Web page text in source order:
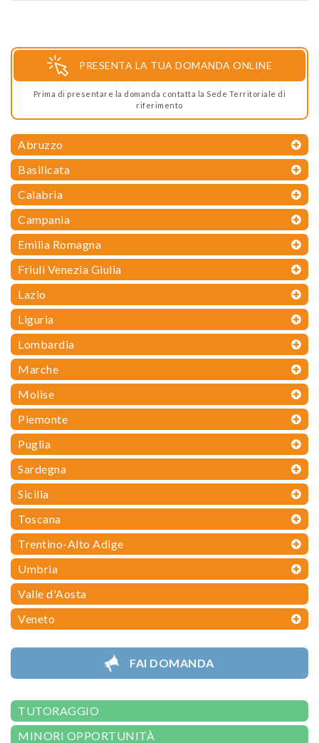
PRESENTA LA TUA DOMANDA ONLINE
Prima di presentare la domanda contatta la Sede Territoriale di
riferimento
Abruzzo
Basilicata
Calabria
Campania
Emilia Romagna
Friuli Venezia Giulia
Lazio
Liguria
Lombardia
Marche
Molise
Piemonte
Puglia
Sardegna
Sicilia
Toscana
Trentino-Alto Adige
Umbria
Valle d'Aosta
Veneto
FAI DOMANDA
TUTORAGGIO
MINORI OPPORTUNITÀ